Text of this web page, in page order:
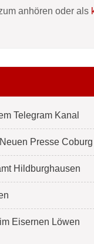
anhören oder als
Telegram Kanal
Presse
Hildburghausen
Eisernen Löwen